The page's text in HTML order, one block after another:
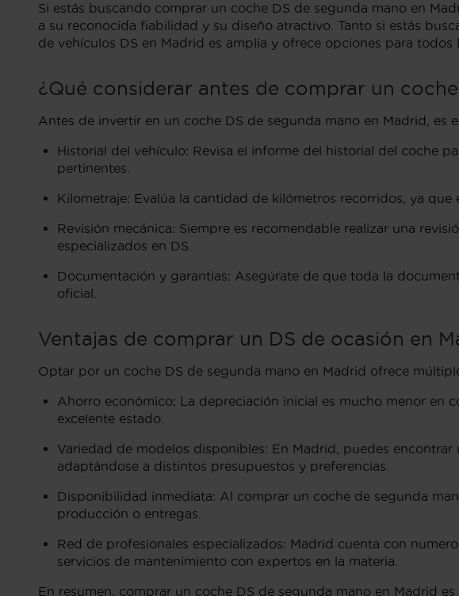
Si estás buscando comprar un coche DS de segunda mano en
a su reconocida fiabilidad y su diseño atractivo. Tanto si estás
de vehículos DS en Madrid es amplia y ofrece opciones para todos
¿Qué considerar antes de comprar un
Antes de invertir en un coche DS de segunda mano en Madrid, es
Historial del vehículo: Revisa el informe del historial del coche
pertinentes.
Kilometraje: Evalúa la cantidad de kilómetros recorridos, ya
Revisión mecánica: Siempre es recomendable realizar una
especializados en DS.
Documentación y garantías: Asegúrate de que toda la
oficial.
Ventajas de comprar un DS de ocasión en
Optar por un coche DS de segunda mano en Madrid ofrece
Ahorro económico: La depreciación inicial es mucho menor en
excelente estado.
Variedad de modelos disponibles: En Madrid, puedes
adaptándose a distintos presupuestos y preferencias.
Disponibilidad inmediata: Al comprar un coche de segunda
producción o entregas.
Red de profesionales especializados: Madrid cuenta con
servicios de mantenimiento con expertos en la materia.
En resumen, comprar un coche DS de segunda mano en Madrid